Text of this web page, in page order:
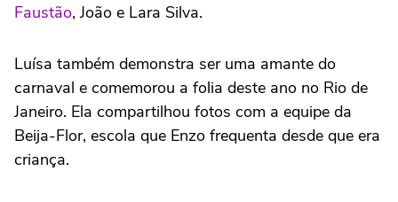
Faustão, João e Lara Silva.
Luísa também demonstra ser uma amante do
carnaval e comemorou a folia deste ano no Rio de
Janeiro. Ela compartilhou fotos com a equipe da
Beija-Flor, escola que Enzo frequenta desde que era
criança.